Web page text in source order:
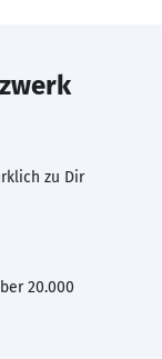
zu Dir
20.000